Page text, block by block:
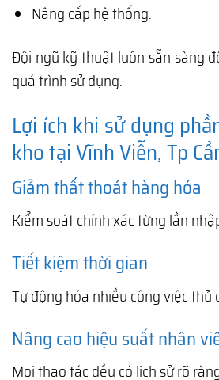
Nâng cấp hệ thống.
Đội ngũ kỹ thuật luôn sẵn sàng
quá trình sử dụng.
Lợi ích khi sử dụng
kho tại Vĩnh Viễn, Tp
Giảm thất thoát hàng hóa
Kiểm soát chính xác từng lần
Tiết kiệm thời gian
Tự động hóa nhiều công việc thủ
Nâng cao hiệu suất nhân
Mọi thao tác đều có lịch sử rõ